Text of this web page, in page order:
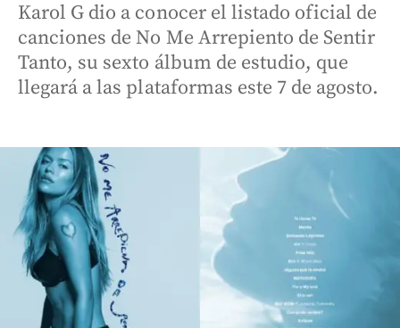
Karol G dio a conocer el listado oficial de
canciones de No Me Arrepiento de Sentir
Tanto, su sexto álbum de estudio, que
llegará a las plataformas este 7 de agosto.